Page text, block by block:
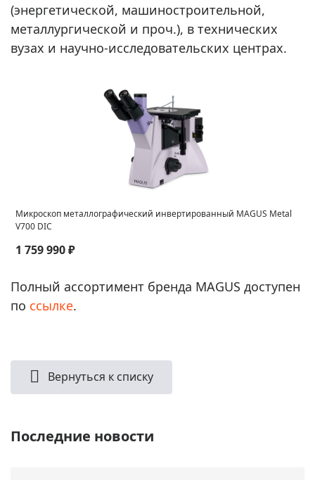
(энергетической, машиностроительной,
металлургической и проч.), в технических
вузах и научно-исследовательских центрах.
Микроскоп металлографический инвертированный MAGUS Metal
V700 DIC
1 759 990 ₽
Полный ассортимент бренда MAGUS доступен
по ссылке.
Вернуться к списку
Последние новости